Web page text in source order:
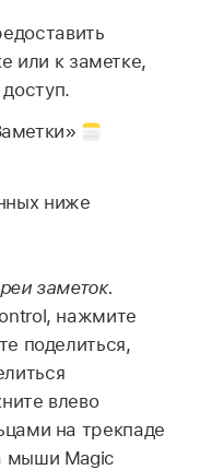
или к заметке,
ниже
заметок.
нажмите
поделиться,
влево
на трекпаде
мыши Magic